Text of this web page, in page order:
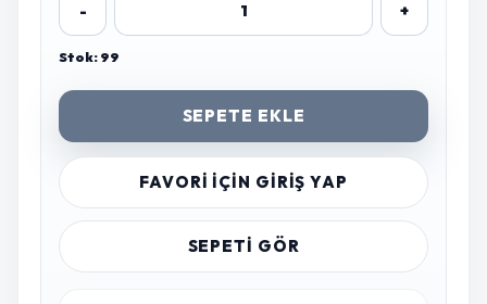
- +
Stok: 99
SEPETE EKLE
FAVORI IÇIN GIRIŞ YAP
SEPETI GÖR